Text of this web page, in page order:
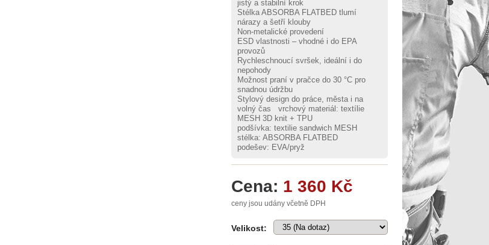
jistý a stabilní krok
Stélka ABSORBA FLATBED tlumí
nárazy a šetří klouby
Non-metalické provedení
ESD vlastnosti – vhodné i do EPA
provozů
Rychleschnoucí svršek, ideální i do
nepohody
Možnost praní v pračce do 30 °C pro
snadnou údržbu
Stylový design do práce, města i na
volný čas vrchový materiál: textílie
MESH 3D knit + TPU
podšívka: textilie sandwich MESH
stélka: ABSORBA FLATBED
podešev: EVA/pryž
Cena: 1 360 Kč
ceny jsou udány včetně DPH
Velikost: